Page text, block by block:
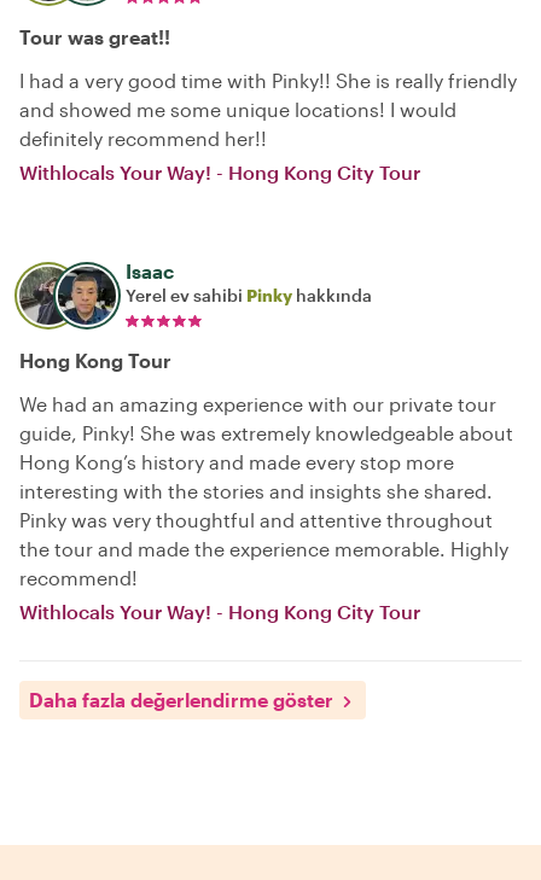
Tour was great!!
I had a very good time with Pinky!! She is really friendly
and showed me some unique locations! I would
definitely recommend her!!
Withlocals Your Way! - Hong Kong City Tour
Isaac
Yerel ev sahibi Pinky hakkında
Hong Kong Tour
We had an amazing experience with our private tour
guide, Pinky! She was extremely knowledgeable about
Hong Kong’s history and made every stop more
interesting with the stories and insights she shared.
Pinky was very thoughtful and attentive throughout
the tour and made the experience memorable. Highly
recommend!
Withlocals Your Way! - Hong Kong City Tour
Daha fazla değerlendirme göster